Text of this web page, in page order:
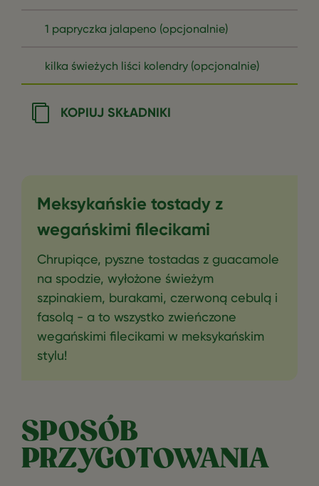
1 papryczka jalapeno (opcjonalnie)
kilka świeżych liści kolendry (opcjonalnie)
KOPIUJ SKŁADNIKI
Meksykańskie tostady z
wegańskimi filecikami
Chrupiące, pyszne tostadas z guacamole
na spodzie, wyłożone świeżym
szpinakiem, burakami, czerwoną cebulą i
fasolą - a to wszystko zwieńczone
wegańskimi filecikami w meksykańskim
stylu!
SPOSÓB
PRZYGOTOWANIA